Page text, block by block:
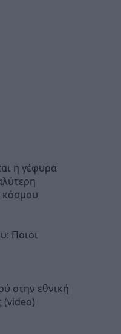
η γέφυρα
Ποιοι
στην εθνική
(video)